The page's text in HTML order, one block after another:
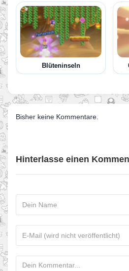
Blüteninseln
Bisher keine Kommentare.
Hinterlasse einen